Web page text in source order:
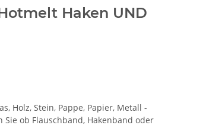
Haken UND
Holz, Stein, Pappe, Papier, Metall -
ob Flauschband, Hakenband oder